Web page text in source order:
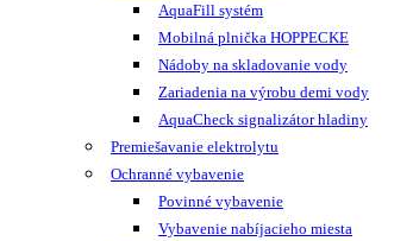
AquaFill systém
Mobilná plnička HOPPECKE
Nádoby na skladovanie vody
Zariadenia na výrobu demi vody
AquaCheck signalizátor hladiny
Premiešavanie elektrolytu
Ochranné vybavenie
Povinné vybavenie
Vybavenie nabíjacieho miesta